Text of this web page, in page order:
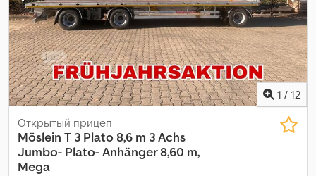
1 / 12
Открытый прицеп
Möslein T 3 Plato 8,6 m 3 Achs
Jumbo- Plato- Anhänger 8,60 m,
Mega